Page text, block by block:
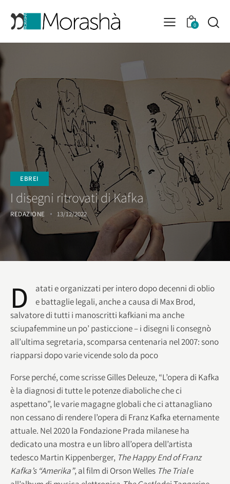
0
EBREI
I disegni ritrovati di Kafka
REDAZIONE 13/12/2022
D
atati e organizzati per intero dopo decenni di oblio
e battaglie legali, anche a causa di Max Brod,
salvatore di tutti i manoscritti kafkiani ma anche
sciupafemmine un po’ pasticcione – i disegni li consegnò
all’ultima segretaria, scomparsa centenaria nel 2007: sono
riapparsi dopo varie vicende solo da poco
Forse perché, come scrisse Gilles Deleuze, “L’opera di Kafka
è la diagnosi di tutte le potenze diaboliche che ci
aspettano”, le varie magagne globali che ci attanagliano
non cessano di rendere l’opera di Franz Kafka eternamente
attuale. Nel 2020 la Fondazione Prada milanese ha
dedicato una mostra e un libro all’opera dell’artista
tedesco Martin Kippenberger, The Happy End of Franz
Kafka’s “Amerika”, al film di Orson Welles The Triale